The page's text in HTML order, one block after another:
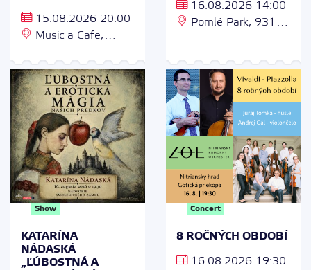
15.08.2026 20:00
Music a Cafe,
Chrenová, 949 01
Nitra
16.08.2026 14:00
Pomlé Park, 931
Show
KATARÍNA
NÁDASKÁ
„ĽÚBOSTNÁ A
Concert
8 ROČNÝCH OBDOBÍ
16.08.2026 19:30